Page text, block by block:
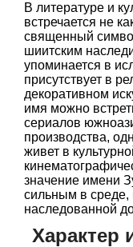
В литературе и
встречается не
священный
шиитским
упоминается в
присутствует в
декоративном
имя можно
сериалов
производства,
живет в
значение имени
сильным в среде,
наследованной
Характер